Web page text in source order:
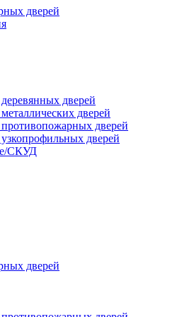
дверей
дверей
дверей
дверей
дверей
СКУД
дверей